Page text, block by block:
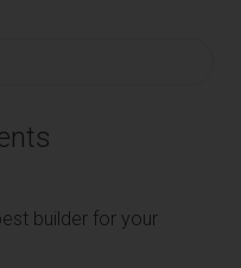
builder for your